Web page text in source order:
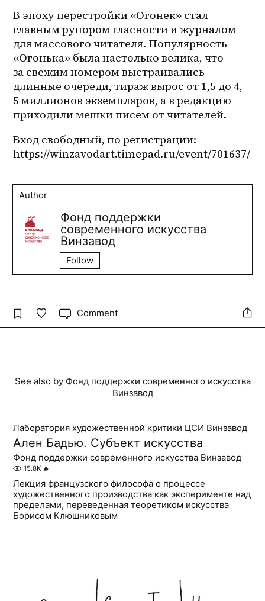
В эпоху перестройки «Огонек» стал
главным рупором гласности и журналом
для массового читателя. Популярность
«Огонька» была настолько велика, что
за свежим номером выстраивались
длинные очереди, тираж вырос от 1,5 до 4,
5 миллионов экземпляров, а в редакцию
приходили мешки писем от читателей.
Вход свободный, по регистрации:
https://winzavodart.timepad.ru/event/701637/
Author
Фонд поддержки
современного искусства
Винзавод
Follow
Comment
See also by Фонд поддержки современного искусства
Винзавод
Лаборатория художественной критики ЦСИ Винзавод
Ален Бадью. Субъект искусства
Фонд поддержки современного искусства Винзавод
15.8K 🔥
Лекция французского философа о процессе
художественного производства как эксперименте над
пределами, переведенная теоретиком искусства
Борисом Клюшниковым